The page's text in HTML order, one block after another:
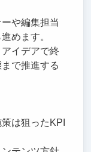
や編集担当
めます。
イデアで終
で推進する
は狙ったKPI